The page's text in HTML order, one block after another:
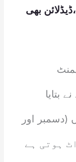
بھی
بتایا
اور
1.6 میگاواٹ ہوتی ہے